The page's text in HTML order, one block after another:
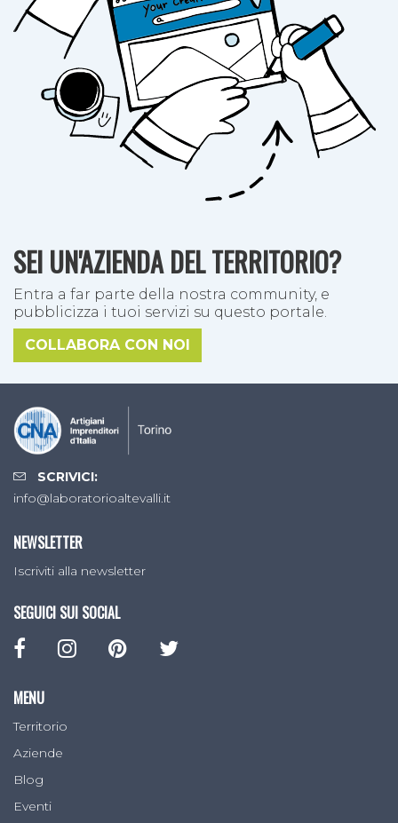
SEI UN'AZIENDA DEL TERRITORIO?
Entra a far parte della nostra community, e
pubblicizza i tuoi servizi su questo portale.
COLLABORA CON NOI
SCRIVICI:
info@laboratorioaltevalli.it
NEWSLETTER
Iscriviti alla newsletter
SEGUICI SUI SOCIAL
MENU
Territorio
Aziende
Blog
Eventi